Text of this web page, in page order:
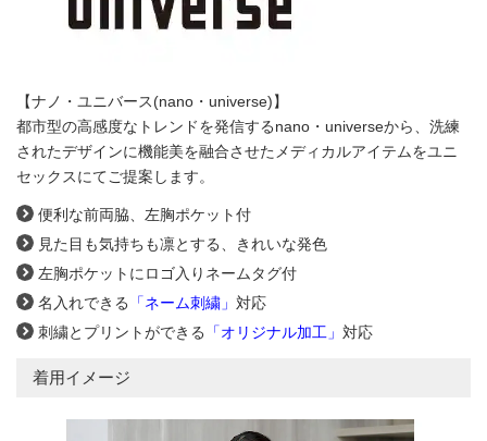
【ナノ・ユニバース(nano・universe)】
都市型の高感度なトレンドを発信するnano・universeから、洗練
されたデザインに機能美を融合させたメディカルアイテムをユニ
セックスにてご提案します。
便利な前両脇、左胸ポケット付
見た目も気持ちも凛とする、きれいな発色
左胸ポケットにロゴ入りネームタグ付
名入れできる
「ネーム刺繍」 対応
刺繍とプリントができる
「オリジナル加工」 対応
着用イメージ